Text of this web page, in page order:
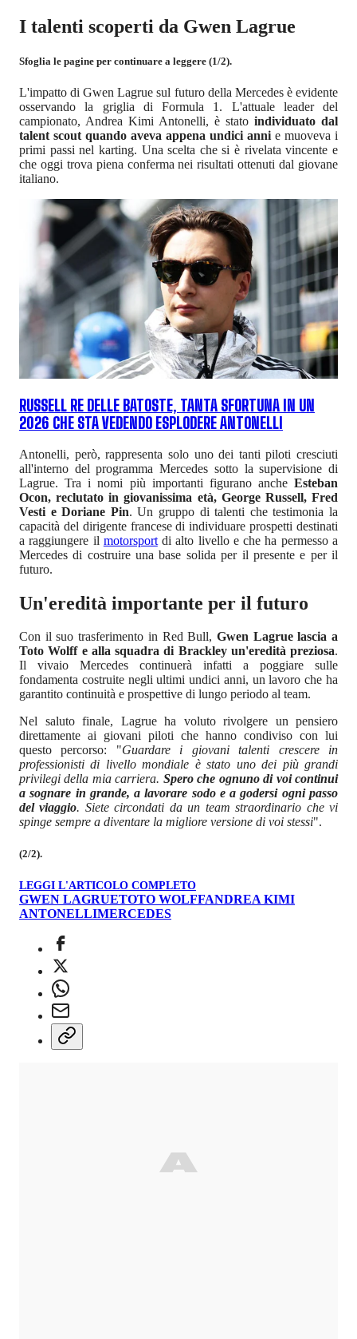
I talenti scoperti da Gwen Lagrue
Sfoglia le pagine per continuare a leggere (1/2).
L'impatto di Gwen Lagrue sul futuro della Mercedes è evidente
osservando la griglia di Formula 1. L'attuale leader del
campionato, Andrea Kimi Antonelli, è stato individuato dal
talent scout quando aveva appena undici anni e muoveva i
primi passi nel karting. Una scelta che si è rivelata vincente e
che oggi trova piena conferma nei risultati ottenuti dal giovane
italiano.
RUSSELL RE DELLE BATOSTE, TANTA SFORTUNA IN UN
2026 CHE STA VEDENDO ESPLODERE ANTONELLI
Antonelli, però, rappresenta solo uno dei tanti piloti cresciuti
all'interno del programma Mercedes sotto la supervisione di
Lagrue. Tra i nomi più importanti figurano anche Esteban
Ocon, reclutato in giovanissima età, George Russell, Fred
Vesti e Doriane Pin. Un gruppo di talenti che testimonia la
capacità del dirigente francese di individuare prospetti destinati
a raggiungere il motorsportdi alto livello e che ha permesso a
Mercedes di costruire una base solida per il presente e per il
futuro.
Un'eredità importante per il futuro
Con il suo trasferimento in Red Bull, Gwen Lagrue lascia a
Toto Wolff e alla squadra di Brackley un'eredità preziosa.
Il vivaio Mercedes continuerà infatti a poggiare sulle
fondamenta costruite negli ultimi undici anni, un lavoro che ha
garantito continuità e prospettive di lungo periodo al team.
Nel saluto finale, Lagrue ha voluto rivolgere un pensiero
direttamente ai giovani piloti che hanno condiviso con lui
questo percorso: "Guardare i giovani talenti crescere in
professionisti di livello mondiale è stato uno dei più grandi
privilegi della mia carriera. Spero che ognuno di voi continui
a sognare in grande, a lavorare sodo e a godersi ogni passo
del viaggio. Siete circondati da un team straordinario che vi
spinge sempre a diventare la migliore versione di voi stessi".
(2/2).
LEGGI L'ARTICOLO COMPLETO
GWEN LAGRUETOTO WOLFFANDREA KIMI
ANTONELLIMERCEDES